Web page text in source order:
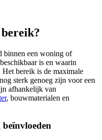
binnen een woning of
is en waarin
bereik is de maximale
sterk genoeg zijn voor een
afhankelijk van
, bouwmaterialen en